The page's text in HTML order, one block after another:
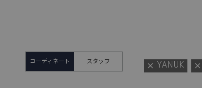
コーディネート スタッフ
YANUK